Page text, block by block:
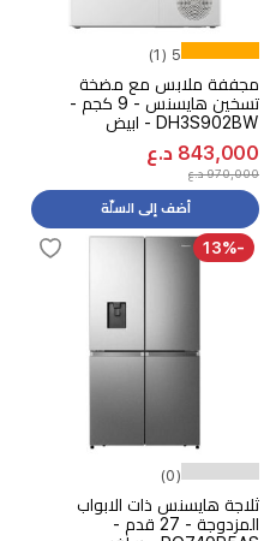
5 (1)
مجففة ملابس مع مضخة
تسخين هايسنس - 9 كجم -
DH3S902BW - ابيض
843,000 د.ع
970,000 د.ع
أضف إلى السلّة
-13%
(0)
ثلاجة هايسنس ذات الابواب
المزدوجة - 27 قدم -